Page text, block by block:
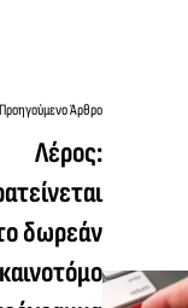
Προηγούμενο Άρθρο
Λέρος:
δωρεάν
καινοτόμο